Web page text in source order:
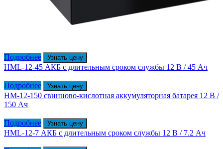
Подробнее Узнать цену
HML-12-45 АКБ с длительным сроком службы 12 В / 45 Ач
Подробнее Узнать цену
HM-12-150 cвинцово-кислотная аккумуляторная батарея 12 В /
150 Ач
Подробнее Узнать цену
HML-12-7 АКБ с длительным сроком службы 12 В / 7.2 Ач